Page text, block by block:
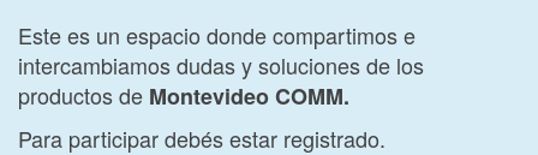
Este es un espacio donde compartimos e
intercambiamos dudas y soluciones de los
productos de Montevideo COMM.
Para participar debés estar registrado.